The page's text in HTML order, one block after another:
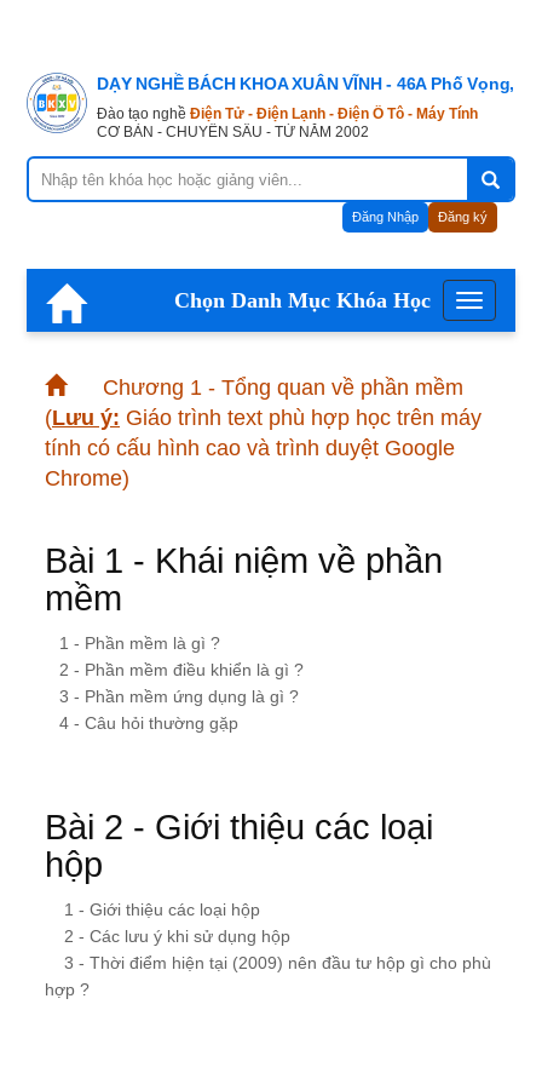
DẠY NGHỀ BÁCH KHOA XUÂN VĨNH - 46A Phố Vọng,
Đào tạo nghề Điện Tử - Điện Lạnh - Điện Ô Tô - Máy Tính
CƠ BẢN - CHUYÊN SÂU - TỪ NĂM 2002
Đăng Nhập Đăng ký
Menu
Chọn Danh Mục Khóa Học
Chương 1 - Tổng quan về phần mềm
(Lưu ý: Giáo trình text phù hợp học trên máy
tính có cấu hình cao và trình duyệt Google
Chrome)
Bài 1 - Khái niệm về phần
mềm
1 - Phần mềm là gì ?
2 - Phần mềm điều khiển là gì ?
3 - Phần mềm ứng dụng là gì ?
4 - Câu hỏi thường gặp
Bài 2 - Giới thiệu các loại
hộp
1 - Giới thiệu các loại hộp
2 - Các lưu ý khi sử dụng hộp
3 - Thời điểm hiện tại (2009) nên đầu tư hộp gì cho phù
hợp ?